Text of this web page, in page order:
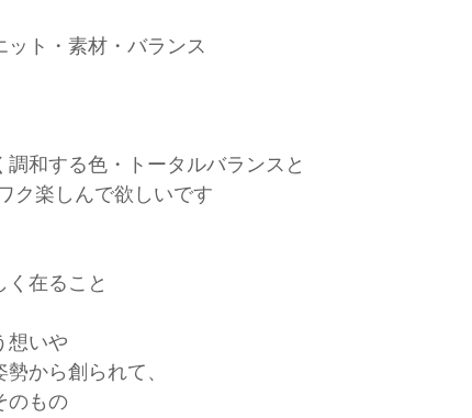
ト・素材・バランス
和する色・トータルバランスと
ク楽しんで欲しいです
在ること
想いや
から創られて、
のもの